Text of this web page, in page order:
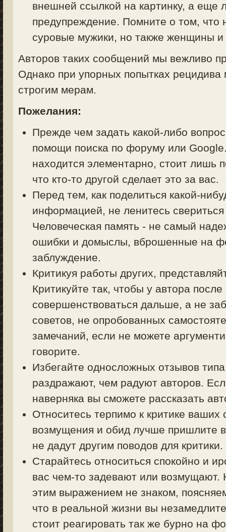
внешней ссылкой на картинку, а еще
предупреждение. Помните о том, что
суровые мужики, но также женщины и
Авторов таких сообщений мы вежливо
Однако при упорных попытках
строгим мерам.
Пожелания:
Прежде чем задать какой-либо
помощи поиска по форуму или
находится элементарно, стоит лишь
что кто-то другой сделает это за вас.
Перед тем, как поделиться какой-
информацией, не ленитесь
Человеческая память - не самый
ошибки и домыслы, вброшенные на
заблуждение.
Критикуя работы других,
Критикуйте так, чтобы у автора
совершенствоваться дальше, а не
советов, не опробованных
замечаний, если не можете
говорите.
Избегайте односложных отзывов
раздражают, чем радуют авторов.
наверняка вы сможете рассказать
Относитесь терпимо к критике
возмущения и обид лучше пришлите
не дадут другим поводов для критики.
Старайтесь относиться спокойно и
вас чем-то задевают или возмущают.
этим выражением не знаком,
что в реальной жизни вы
стоит реагировать так же бурно на